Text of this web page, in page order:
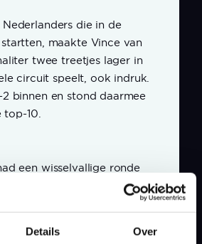
Details Over
die in de
maakte Vince van
twee treetjes lager in
circuit speelt, ook indruk.
binnen en stond daarmee
top-10.
een wisselvallige ronde
ingezeten. Een mix van
en met name op de
ik vaker in de